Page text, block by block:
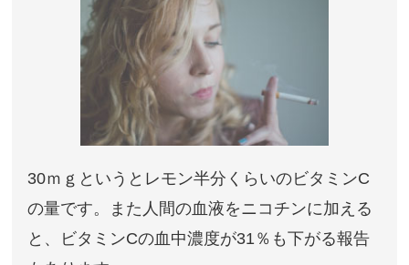
30ｍｇというとレモン半分くらいのビタミンC
の量です。
また人間の血液をニコチンに加える
と、ビタミンCの血中濃度が31％も下がる報告